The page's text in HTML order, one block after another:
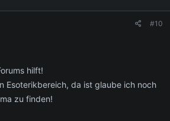
#10
hilft!
Esoterikbereich, da ist glaube ich noch
zu finden!